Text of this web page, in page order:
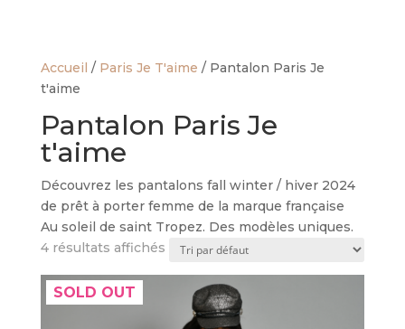
Accueil / Paris Je T'aime / Pantalon Paris Je
t'aime
Pantalon Paris Je
t'aime
Découvrez les pantalons fall winter / hiver 2024
de prêt à porter femme de la marque française
Au soleil de saint Tropez. Des modèles uniques.
4 résultats affichés
SOLD OUT